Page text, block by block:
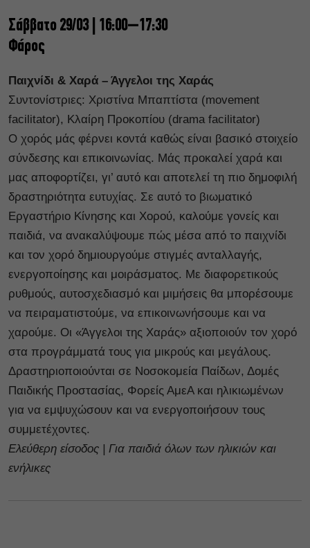
Σάββατο 29/03 | 16:00–17:30
Φάρος
Παιχνίδι & Χαρά – Άγγελοι της Χαράς
Συντονίστριες: Χριστίνα Μπαπτίστα (movement
facilitator), Κλαίρη Προκοπίου (drama facilitator)
Ο χορός μάς φέρνει κοντά καθώς είναι βασικό στοιχείο
σύνδεσης και επικοινωνίας. Μάς προκαλεί χαρά και
μας αποφορτίζει, γι’ αυτό και αποτελεί τη πιο δημοφιλή
δραστηριότητα ευτυχίας. Σε αυτό το βιωματικό
Εργαστήριο Κίνησης και Χορού, καλούμε γονείς και
παιδιά, να ανακαλύψουμε πώς μέσα από το παιχνίδι
και τον χορό δημιουργούμε στιγμές ανταλλαγής,
ενεργοποίησης και μοιράσματος. Με διαφορετικούς
ρυθμούς, αυτοσχεδιασμό και μιμήσεις θα μπορέσουμε
να πειραματιστούμε, να επικοινωνήσουμε και να
χαρούμε. Οι «Άγγελοι της Χαράς» αξιοποιούν τον χορό
στα προγράμματά τους για μικρούς και μεγάλους.
Δραστηριοποιούνται σε Νοσοκομεία Παίδων, Δομές
Παιδικής Προστασίας, Φορείς ΑμεΑ και ηλικιωμένων
για να εμψυχώσουν και να ενεργοποιήσουν τους
συμμετέχοντες.
Ελεύθερη είσοδος | Για παιδιά όλων των ηλικιών και
ενήλικες